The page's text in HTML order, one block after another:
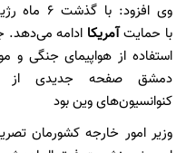
وی
با حمایتآمریکا ادامه می‌دهد.
استفاده از هواپیمای جنگی و
دمشق صفحه جدیدی از
کنوانسیون‌های وین بود
وزیر امور خارجه کشورمان